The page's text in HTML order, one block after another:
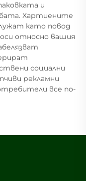
и
Хартиените
като повод
относно вашия
социални
рекламни
все по-